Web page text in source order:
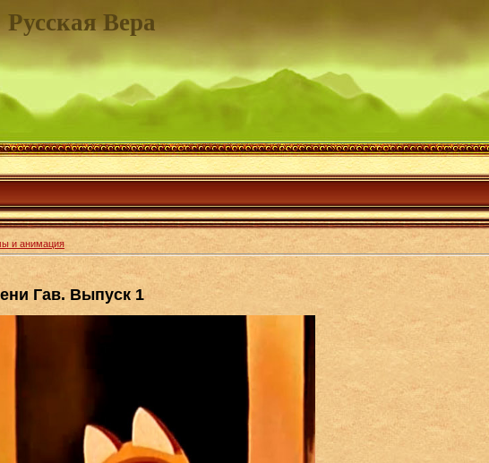
Русская Вера
и анимация
Гав. Выпуск 1